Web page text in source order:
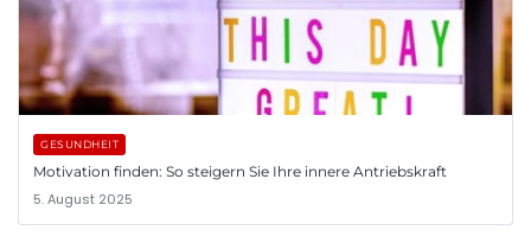
GESUNDHEIT
Motivation finden: So steigern Sie Ihre innere Antriebskraft
5. August 2025